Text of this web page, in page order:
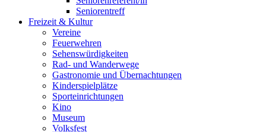
Seniorentreff
Freizeit & Kultur
Vereine
Feuerwehren
Sehenswürdigkeiten
Rad- und Wanderwege
Gastronomie und Übernachtungen
Kinderspielplätze
Sporteinrichtungen
Kino
Museum
Volksfest